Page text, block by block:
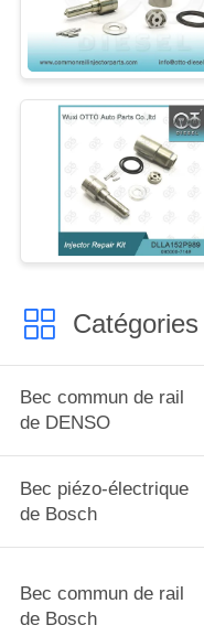
Bec commun de rail
de DENSO
Bec piézo-électrique
de Bosch
Bec commun de rail
de Bosch